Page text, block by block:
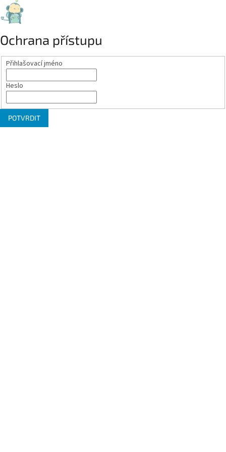
Ochrana přístupu
Přihlašovací jméno
Heslo
POTVRDIT